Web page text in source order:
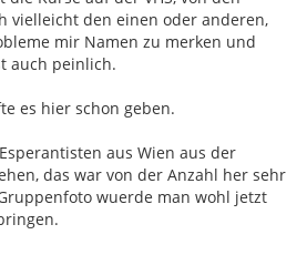
vielleicht den einen oder anderen,
mir Namen zu merken und
auch peinlich.
es hier schon geben.
aus Wien aus der
das war von der Anzahl her sehr
wuerde man wohl jetzt